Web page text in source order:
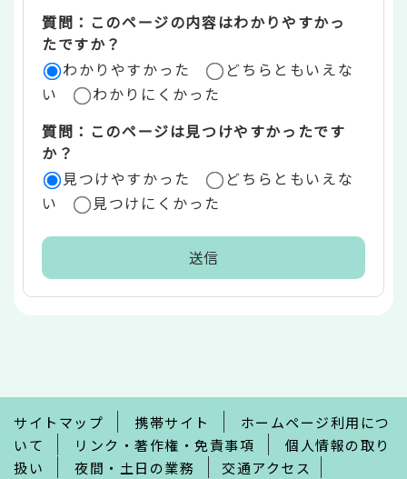
リ
ア
質問：このページの内容はわかりやすかっ
たですか？
わかりやすかった
どちらともいえな
い
わかりにくかった
質問：このページは見つけやすかったです
か？
見つけやすかった
どちらともいえな
い
見つけにくかった
で
サイトマップ 携帯サイト
ホームページ利用につ
いて
リンク・著作権・免責事項
個人情報の取り
扱い
夜間・土日の業務 交通アクセス